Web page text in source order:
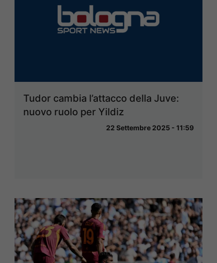
Tudor cambia l’attacco della Juve:
nuovo ruolo per Yildiz
22 Settembre 2025 - 11:59